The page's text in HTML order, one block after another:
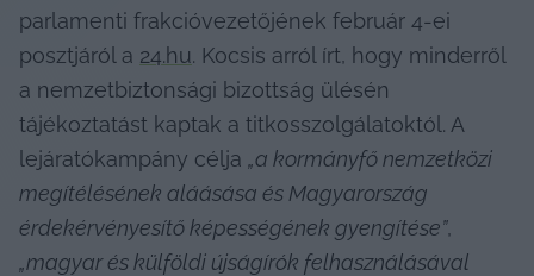
parlamenti frakcióvezetőjének február 4-ei
posztjáról a 24.hu. Kocsis arról írt, hogy minderről
a nemzetbiztonsági bizottság ülésén
tájékoztatást kaptak a titkosszolgálatoktól. A
lejáratókampány célja „a kormányfő nemzetközi
megítélésének aláásása és Magyarország
érdekérvényesítő képességének gyengítése”
„magyar és külföldi újságírók felhasználásával